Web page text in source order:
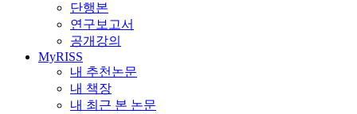
단행본
연구보고서
공개강의
MyRISS
내 추천논문
내 책장
내 최근 본 논문